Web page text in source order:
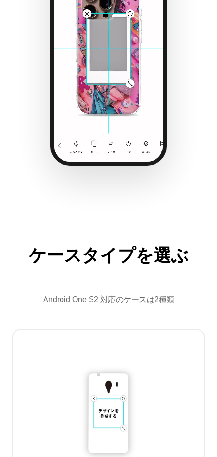
ケースタイプを選ぶ
Android One S2 対応のケースは2種類